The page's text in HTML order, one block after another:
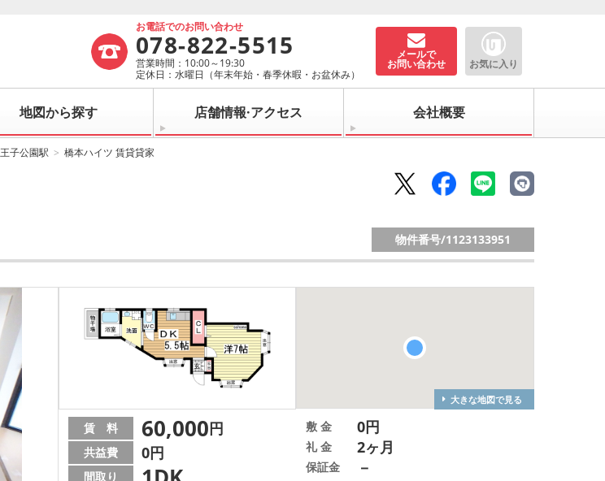
お電話でのお問い合わせ
078-822-5515
営業時間：10:00～19:30
定休日：水曜日（年末年始・春季休暇・お盆休み）
メールで
お問い合わせ お気に入り
地図から探す 店舗情報·アクセス 会社概要
王子公園駅 橋本ハイツ 賃貸貸家
物件番号/1123133951
大きな地図で見る
賃 料 60,000円
共益費 0円
間取り
敷 金 0円
礼 金 2ヶ月
保証金 －